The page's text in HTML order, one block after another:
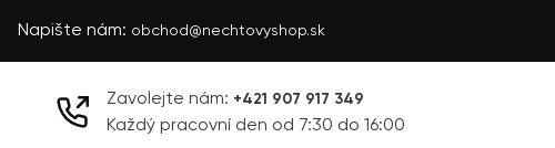
Napište nám: obchod@nechtovyshop.sk
Zavolejte nám: +421 907 917 349
Každý pracovní den od 7:30 do 16:00